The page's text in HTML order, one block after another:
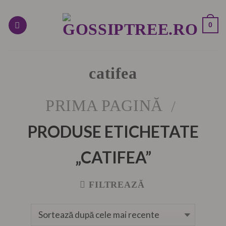
content
0
catifea
PRIMA PAGINĂ /
PRODUSE ETICHETATE
„CATIFEA”
FILTREAZĂ